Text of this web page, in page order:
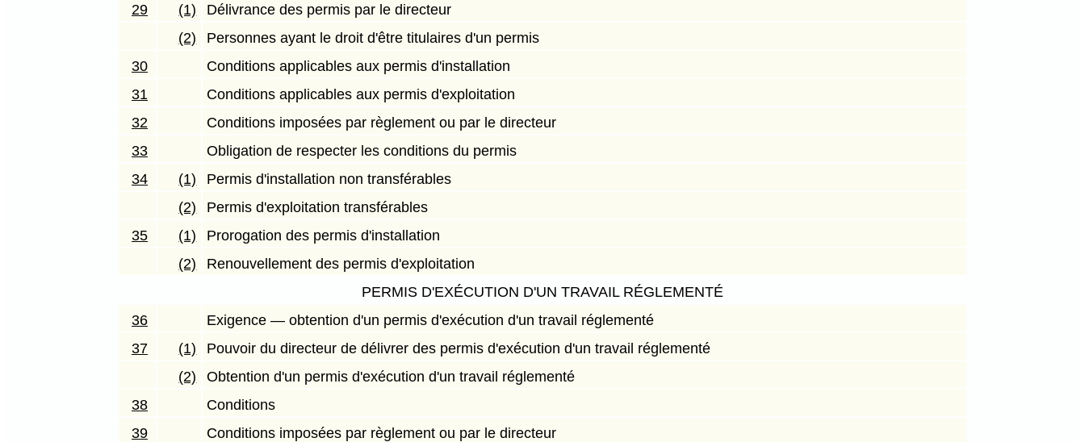
29
(1)
Délivrance des permis par le directeur
(2)
Personnes ayant le droit d'être titulaires d'un permis
30
Conditions applicables aux permis d'installation
31
Conditions applicables aux permis d'exploitation
32
Conditions imposées par règlement ou par le directeur
33
Obligation de respecter les conditions du permis
34
(1)
Permis d'installation non transférables
(2)
Permis d'exploitation transférables
35
(1)
Prorogation des permis d'installation
(2)
Renouvellement des permis d'exploitation
PERMIS D'EXÉCUTION D'UN TRAVAIL RÉGLEMENTÉ
36
Exigence — obtention d'un permis d'exécution d'un travail réglementé
37
(1)
Pouvoir du directeur de délivrer des permis d'exécution d'un travail réglementé
(2)
Obtention d'un permis d'exécution d'un travail réglementé
38
Conditions
39
Conditions imposées par règlement ou par le directeur